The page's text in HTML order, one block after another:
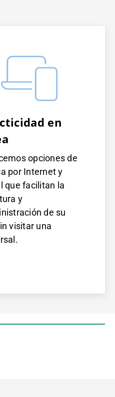
en
opciones de
por Internet y
que facilitan la
y
de su
visitar una